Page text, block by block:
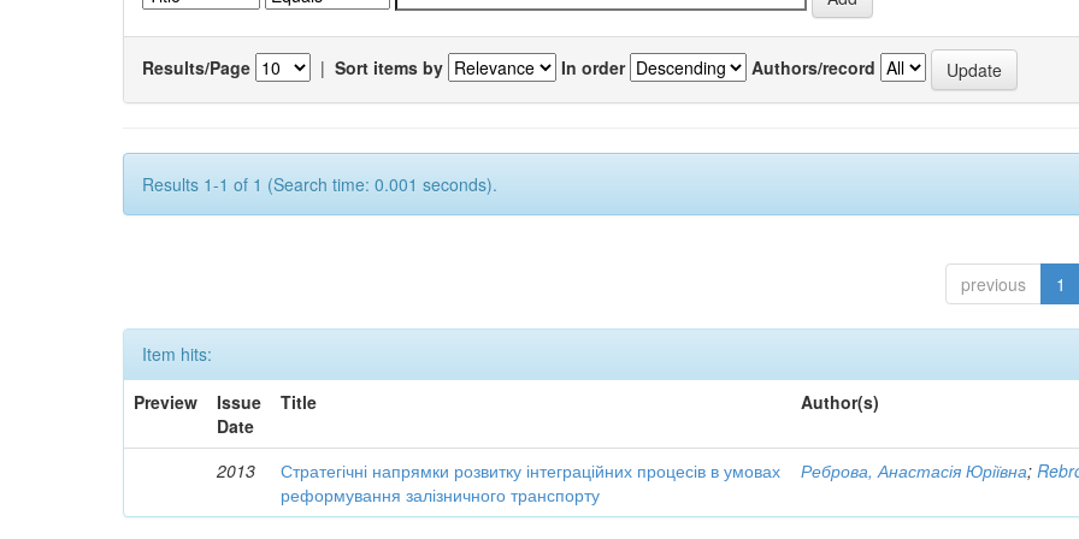
Results/Page | Sort items by In order Authors/record
Results 1-1 of 1 (Search time: 0.001 seconds).
previous 1
Item hits:
Preview
Issue
Date
Title Author(s)
2013
Стратегічні напрямки розвитку інтеграційних процесів в умовах
реформування залізничного транспорту
Реброва, Анастасія Юріївна;